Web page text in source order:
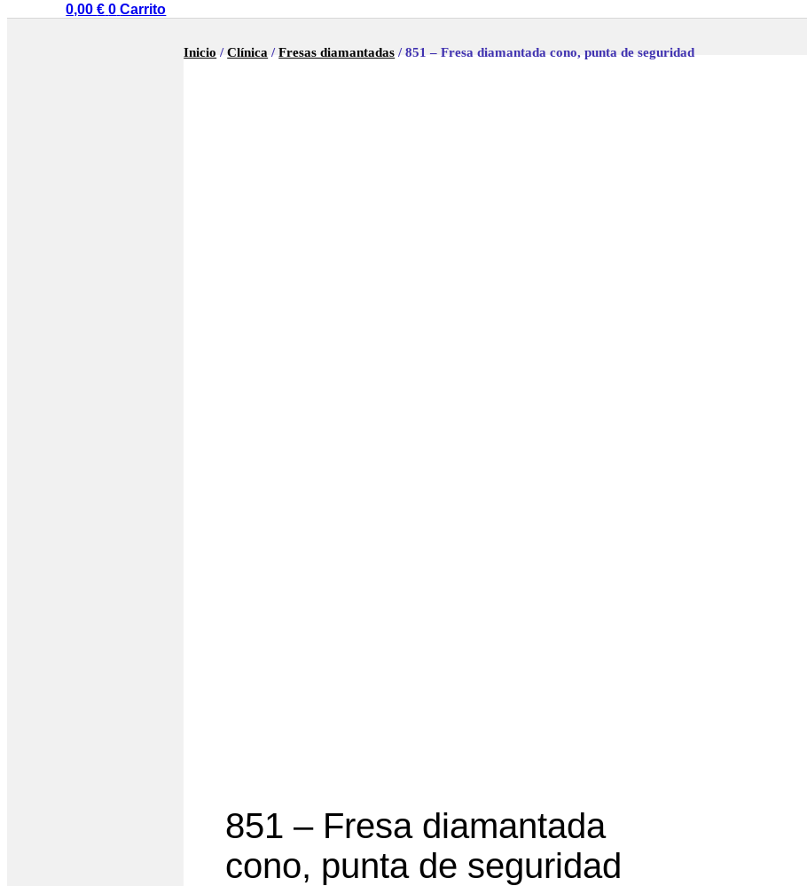
0,00€ 0 Carrito
Inicio /Clínica /Fresas diamantadas / 851 – Fresa diamantada cono, punta de seguridad
851 – Fresa diamantada
cono, punta de seguridad